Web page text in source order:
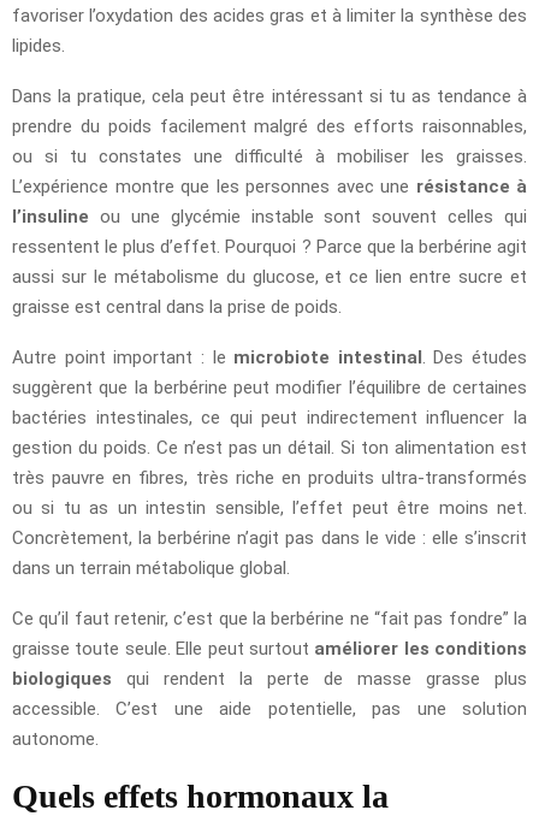
favoriser l’oxydation des acides gras et à limiter la synthèse des
lipides.
Dans la pratique, cela peut être intéressant si tu as tendance à
prendre du poids facilement malgré des efforts raisonnables,
ou si tu constates une difficulté à mobiliser les graisses.
L’expérience montre que les personnes avec une résistance à
l’insuline ou une glycémie instable sont souvent celles qui
ressentent le plus d’effet. Pourquoi ? Parce que la berbérine agit
aussi sur le métabolisme du glucose, et ce lien entre sucre et
graisse est central dans la prise de poids.
Autre point important : le microbiote intestinal . Des études
suggèrent que la berbérine peut modifier l’équilibre de certaines
bactéries intestinales, ce qui peut indirectement influencer la
gestion du poids. Ce n’est pas un détail. Si ton alimentation est
très pauvre en fibres, très riche en produits ultra-transformés
ou si tu as un intestin sensible, l’effet peut être moins net.
Concrètement, la berbérine n’agit pas dans le vide : elle s’inscrit
dans un terrain métabolique global.
Ce qu’il faut retenir, c’est que la berbérine ne “fait pas fondre” la
graisse toute seule. Elle peut surtout améliorer les conditions
biologiques qui rendent la perte de masse grasse plus
accessible. C’est une aide potentielle, pas une solution
autonome.
Quels effets hormonaux la